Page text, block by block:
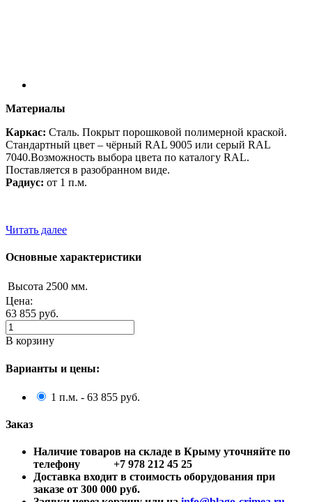
Материалы
Каркас: Сталь. Покрыт порошковой полимерной краской.
Стандартный цвет – чёрный RAL 9005 или серый RAL
7040.Возможность выбора цвета по каталогу RAL.
Поставляется в разобранном виде.
Радиус: от 1 п.м.
Читать далее
Основные характеристики
Высота 2500 мм.
Цена:
63 855 руб.
В корзину
Варианты и цены:
1 п.м. - 63 855 руб.
Заказ
Наличие товаров на складе в Крыму уточняйте по
телефону +7 978 212 45 25
Доставка входит в стоимость оборудования при
заказе от 300 000 руб.